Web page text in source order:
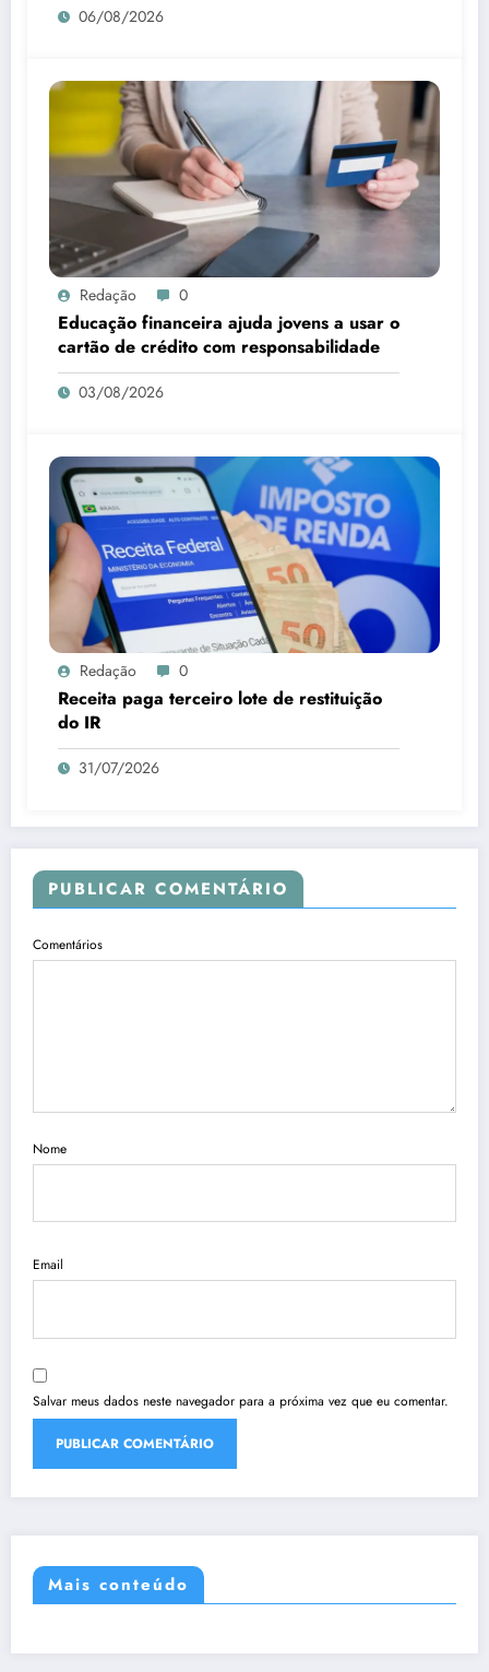
06/08/2026
Redação 0
Educação financeira ajuda jovens a usar o
cartão de crédito com responsabilidade
03/08/2026
Redação 0
Receita paga terceiro lote de restituição
do IR
31/07/2026
PUBLICAR COMENTÁRIO
Comentários
Nome
Email
Salvar meus dados neste navegador para a próxima vez que eu comentar.
Mais conteúdo